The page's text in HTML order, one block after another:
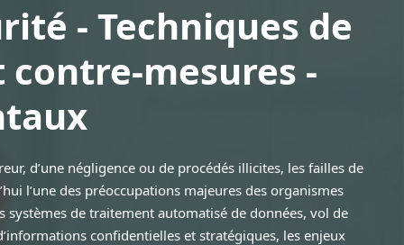
- Techniques de
mesures -
d’une négligence ou de procédés illicites, les failles de
l’une des préoccupations majeures des organismes
systèmes de traitement automatisé de données, vol de
confidentielles et stratégiques, les enjeux